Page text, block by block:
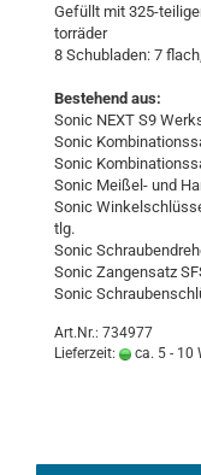
Ge­füllt mit 325-​
tor­rä­der
8 Schub­la­den: 7
Be­stehend aus:
Sonic NEXT S9
Sonic
Sonic
Sonic Meißel-​ und
Sonic
tlg.
Sonic
Sonic Zan­gen­satz
Sonic
Art.Nr.: 734977
Lieferzeit:
ca. 5 - 10